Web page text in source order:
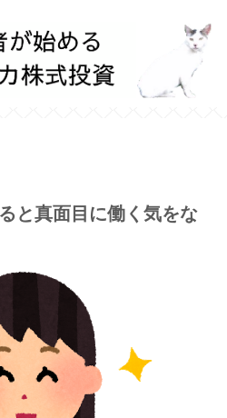
と真面目に働く気をな